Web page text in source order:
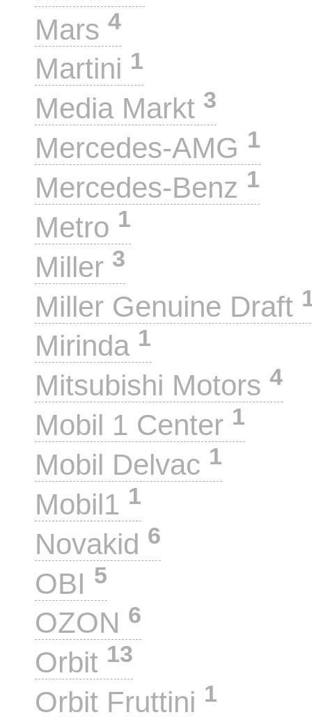
Mars 4
Martini 1
Media Markt 3
Mercedes-AMG 1
Mercedes-Benz 1
Metro 1
Miller 3
Miller Genuine Draft
Mirinda 1
Mitsubishi Motors 4
Mobil 1 Center 1
Mobil Delvac 1
Mobil1 1
Novakid 6
OBI 5
OZON 6
Orbit 13
Orbit Fruttini 1